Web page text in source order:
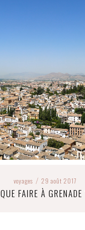
voyages / 29 août 2017
QUE FAIRE À GRENADE